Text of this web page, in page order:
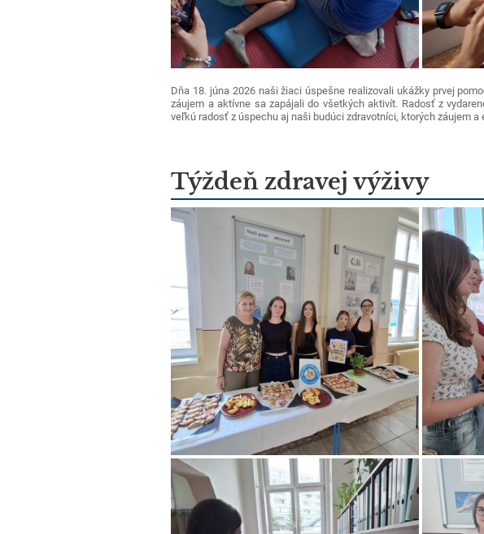
Dňa 18. júna 2026 naši žiaci úspešne realizovali ukážky prvej
záujem a aktívne sa zapájali do všetkých aktivít. Radosť z
veľkú radosť z úspechu aj naši budúci zdravotníci, ktorých záujem
Týždeň zdravej výživy